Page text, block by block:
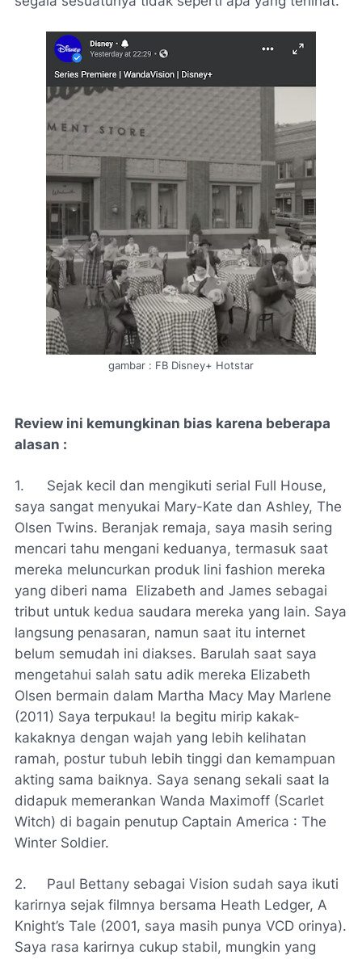
gambar : FB Disney+ Hotstar
Review ini kemungkinan bias karena beberapa
alasan :
1. Sejak kecil dan mengikuti serial Full House,
saya sangat menyukai Mary-Kate dan Ashley, The
Olsen Twins. Beranjak remaja, saya masih sering
mencari tahu mengani keduanya, termasuk saat
mereka meluncurkan produk lini fashion mereka
yang diberi nama Elizabeth and James sebagai
tribut untuk kedua saudara mereka yang lain. Saya
langsung penasaran, namun saat itu internet
belum semudah ini diakses. Barulah saat saya
mengetahui salah satu adik mereka Elizabeth
Olsen bermain dalam Martha Macy May Marlene
(2011) Saya terpukau! Ia begitu mirip kakak-
kakaknya dengan wajah yang lebih kelihatan
ramah, postur tubuh lebih tinggi dan kemampuan
akting sama baiknya. Saya senang sekali saat Ia
didapuk memerankan Wanda Maximoff (Scarlet
Witch) di bagain penutup Captain America : The
Winter Soldier.
2.
Paul Bettany sebagai Vision sudah saya ikuti
karirnya sejak filmnya bersama Heath Ledger, A
Knight’s Tale (2001, saya masih punya VCD orinya).
Saya rasa karirnya cukup stabil, mungkin yang